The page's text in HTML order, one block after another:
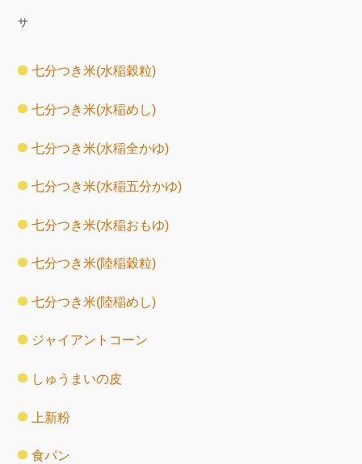
サ
七分つき米(水稲穀粒)
七分つき米(水稲めし)
七分つき米(水稲全かゆ)
七分つき米(水稲五分かゆ)
七分つき米(水稲おもゆ)
七分つき米(陸稲穀粒)
七分つき米(陸稲めし)
ジャイアントコーン
しゅうまいの皮
上新粉
食パン